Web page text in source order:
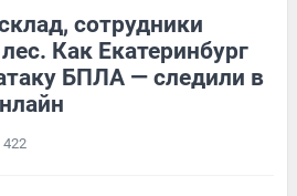
сотрудники
Как Екатеринбург
БПЛА — следили в
422